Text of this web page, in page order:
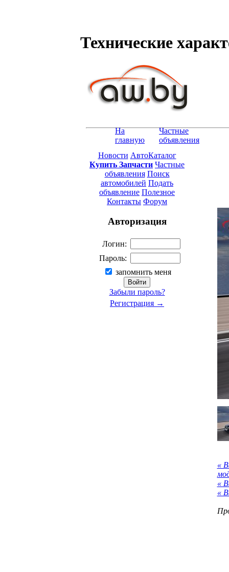
Технические
На
главную
Частные
объявления
Новости АвтоКаталог
Купить Запчасти Частные
объявления Поиск
автомобилей Подать
объявление Полезное
Контакты Форум
Авторизация
Логин:
Пароль:
запомнить меня
Забыли пароль?
Регистрация →
«
«
«